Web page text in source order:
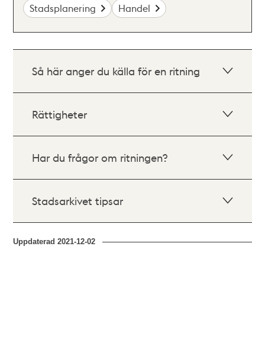
Stadsplanering
Handel
Så här anger du källa för en ritning
Rättigheter
Har du frågor om ritningen?
Stadsarkivet tipsar
Uppdaterad2021-12-02